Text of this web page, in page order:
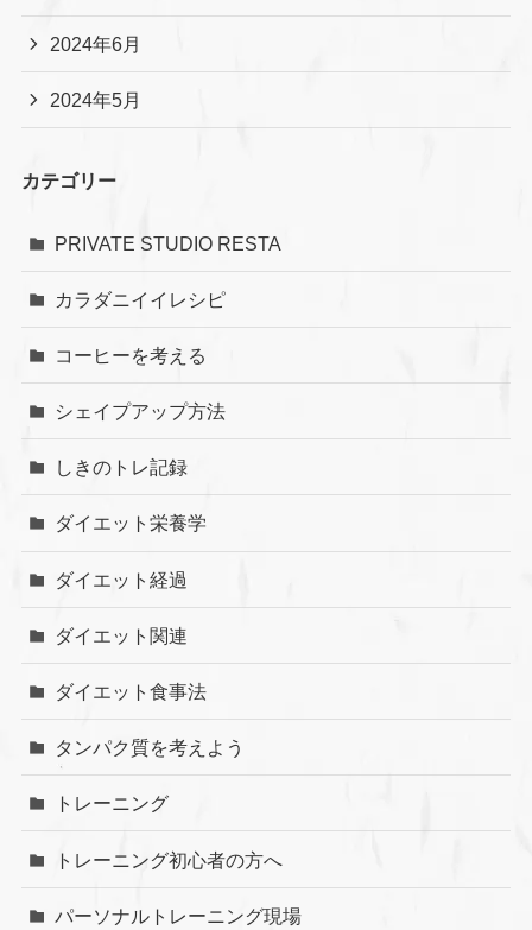
2024年6月
2024年5月
カテゴリー
PRIVATE STUDIO RESTA
カラダニイイレシピ
コーヒーを考える
シェイプアップ方法
しきのトレ記録
ダイエット栄養学
ダイエット経過
ダイエット関連
ダイエット食事法
タンパク質を考えよう
トレーニング
トレーニング初心者の方へ
パーソナルトレーニング現場